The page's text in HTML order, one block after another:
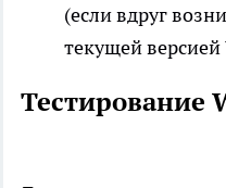
(если вдруг
текущей версией
Тестирование